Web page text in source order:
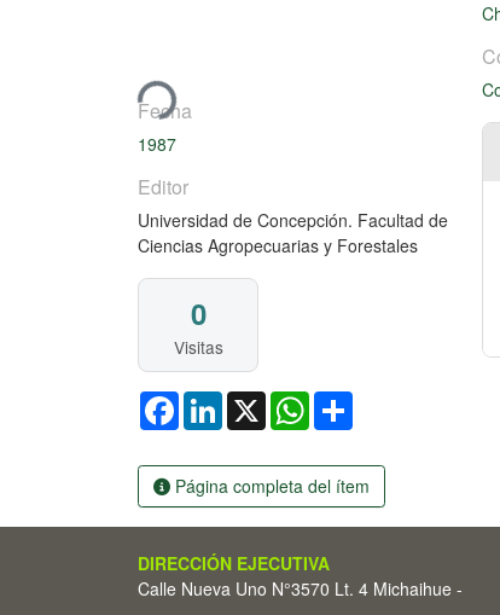
Cargando...
Fecha
1987
Editor
Universidad de Concepción. Facultad de
Ciencias Agropecuarias y Forestales
0
Visitas
FacebookLinkedIn
X WhatsApp
Página completa del ítem
DIRECCIÓN EJECUTIVA
Calle Nueva Uno N°3570 Lt. 4 Michaihue -